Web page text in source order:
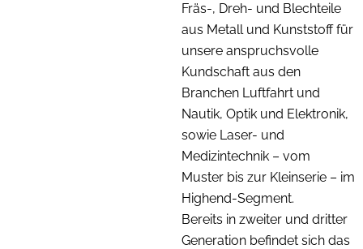
Fräs-, Dreh- und Blechteile
aus Metall und Kunststoff für
unsere anspruchsvolle
Kundschaft aus den
Branchen Luftfahrt und
Nautik, Optik und Elektronik,
sowie Laser- und
Medizintechnik – vom
Muster bis zur Kleinserie – im
Highend-Segment.
Bereits in zweiter und dritter
Generation befindet sich das